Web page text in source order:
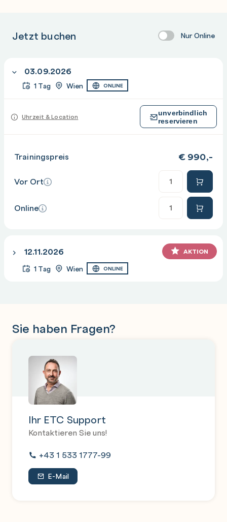
Jetzt buchen Nur Online
03.09.2026
1 Tag Wien ONLINE
Uhrzeit & Location
unverbindlich
reservieren
Trainingspreis €990,-
Vor Ort
Online
12.11.2026 AKTION
1 Tag Wien ONLINE
Sie haben Fragen?
Ihr ETC Support
Kontaktieren Sie uns!
+43 1 533 1777-99
E-Mail